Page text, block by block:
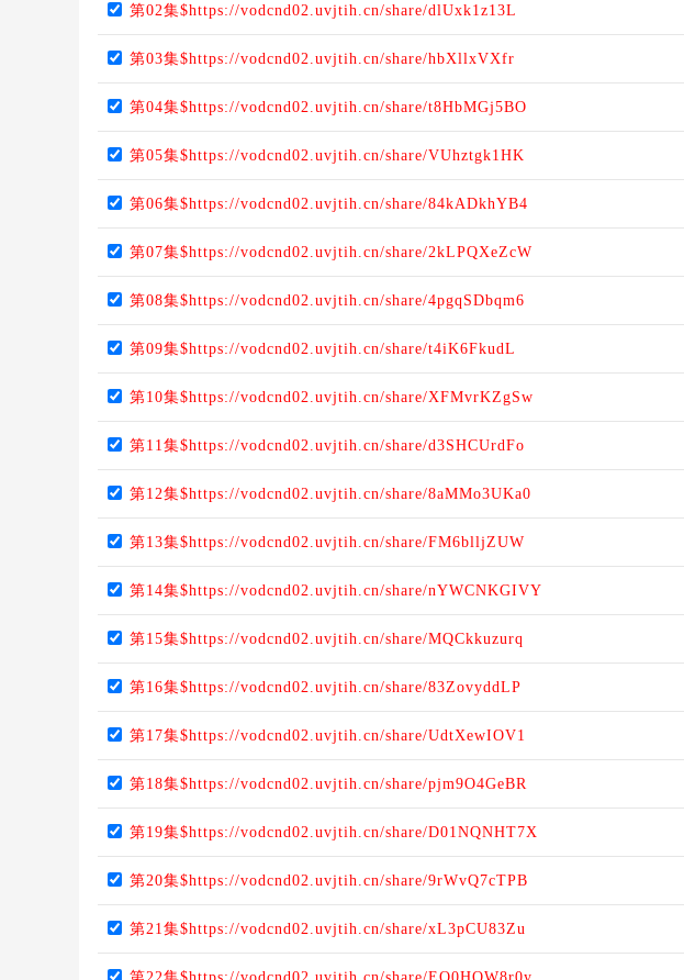
第02集$https://vodcnd02.uvjtih.cn/share/dlUxk1z13L
第03集$https://vodcnd02.uvjtih.cn/share/hbXllxVXfr
第04集$https://vodcnd02.uvjtih.cn/share/t8HbMGj5BO
第05集$https://vodcnd02.uvjtih.cn/share/VUhztgk1HK
第06集$https://vodcnd02.uvjtih.cn/share/84kADkhYB4
第07集$https://vodcnd02.uvjtih.cn/share/2kLPQXeZcW
第08集$https://vodcnd02.uvjtih.cn/share/4pgqSDbqm6
第09集$https://vodcnd02.uvjtih.cn/share/t4iK6FkudL
第10集$https://vodcnd02.uvjtih.cn/share/XFMvrKZgSw
第11集$https://vodcnd02.uvjtih.cn/share/d3SHCUrdFo
第12集$https://vodcnd02.uvjtih.cn/share/8aMMo3UKa0
第13集$https://vodcnd02.uvjtih.cn/share/FM6blljZUW
第14集$https://vodcnd02.uvjtih.cn/share/nYWCNKGIVY
第15集$https://vodcnd02.uvjtih.cn/share/MQCkkuzurq
第16集$https://vodcnd02.uvjtih.cn/share/83ZovyddLP
第17集$https://vodcnd02.uvjtih.cn/share/UdtXewIOV1
第18集$https://vodcnd02.uvjtih.cn/share/pjm9O4GeBR
第19集$https://vodcnd02.uvjtih.cn/share/D01NQNHT7X
第20集$https://vodcnd02.uvjtih.cn/share/9rWvQ7cTPB
第21集$https://vodcnd02.uvjtih.cn/share/xL3pCU83Zu